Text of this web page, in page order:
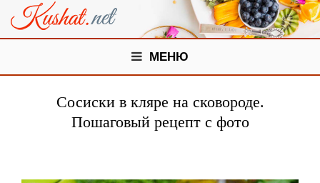
МЕНЮ
Сосиски в кляре на сковороде.
Пошаговый рецепт с фото